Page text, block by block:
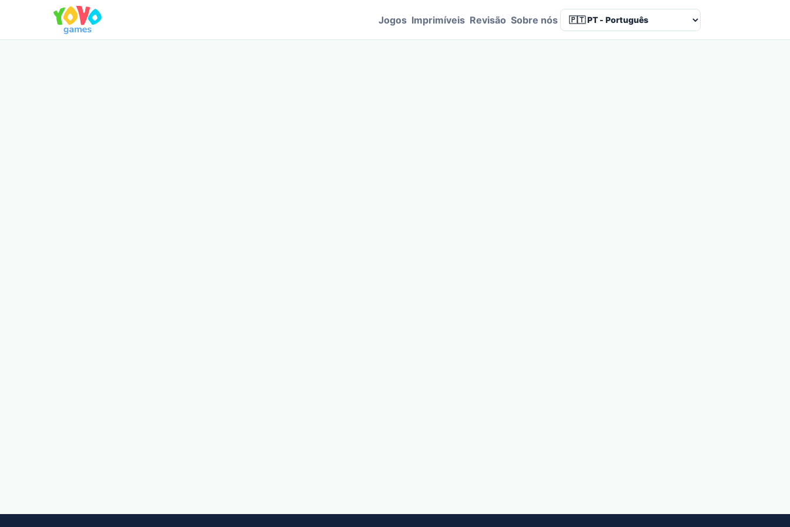
Jogos Imprimíveis Revisão Sobre nós